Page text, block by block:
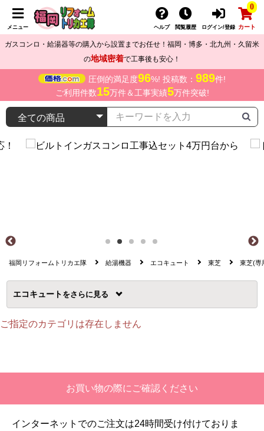
メニュー ヘルプ 閲覧履歴 ログイン/登録
0
カート
ガスコンロ・給湯器等の購入から設置までお任せ！福岡・博多・北九州・久留米
の地域密着で工事後も安心！
圧倒的満足度96%! 投稿数： 989件!
ご利用件数15万件＆工事実績5万件突破!
福岡リフォームトリカエ隊 給湯機器 エコキュート 東芝 東芝(専
エコキュート を
ご指定のカテゴリは存在しません
お買い物の際にご確認ください
インターネットでのご注文は24時間受け付けておりま